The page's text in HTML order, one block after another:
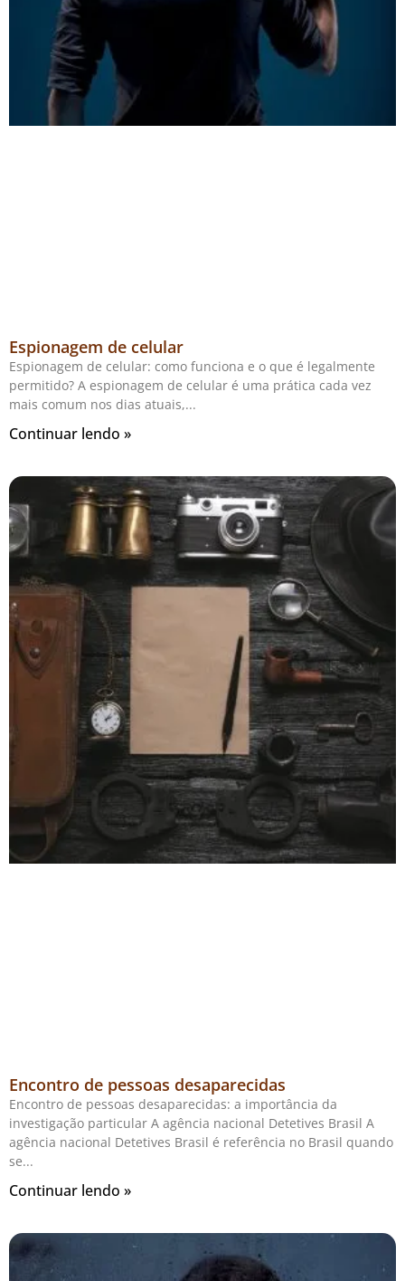
Espionagem de celular
Espionagem de celular: como funciona e o que é legalmente
permitido? A espionagem de celular é uma prática cada vez
mais comum nos dias atuais,
Continuar lendo »
Encontro de pessoas desaparecidas
Encontro de pessoas desaparecidas: a importância da
investigação particular A agência nacional Detetives Brasil A
agência nacional Detetives Brasil é referência no Brasil quando
se
Continuar lendo »